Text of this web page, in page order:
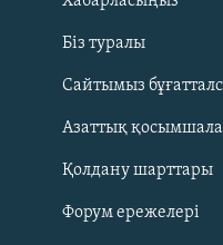
Русский
ЖАЗЫЛЫҢЫЗ
Біз туралы
Сайтымыз
Азаттық
Қолдану шарттары
Форум ережелері